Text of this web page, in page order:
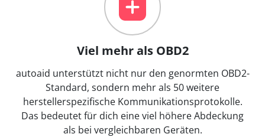
Viel mehr als OBD2
autoaid unterstützt nicht nur den genormten OBD2-
Standard, sondern mehr als 50 weitere
herstellerspezifische Kommunikationsprotokolle.
Das bedeutet für dich eine viel höhere Abdeckung
als bei vergleichbaren Geräten.